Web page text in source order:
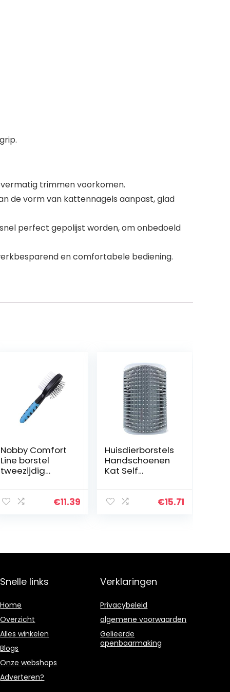
trimmen voorkomen.
de vorm van kattennagels aanpast, glad
perfect gepolijst worden, om onbedoeld
en comfortabele bediening.
Nobby Comfort
Line borstel
tweezijdig
€11.39
Huisdierborstels
Handschoenen
Kat Self
Levert Hair
€15.71
Snelle links
Home
Overzicht
Alles winkelen
Blogs
Onze webshops
Adverteren?
Verklaringen
Privacybeleid
algemene voorwaarden
Gelieerde
openbaarmaking